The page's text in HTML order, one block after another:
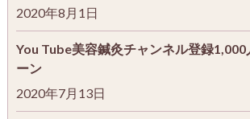
2020年8月1日
You Tube美容鍼灸チャンネル登録
ーン
2020年7月13日